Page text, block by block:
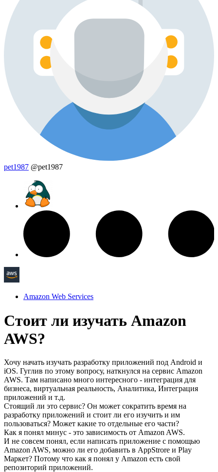
pet1987 @pet1987
Amazon Web Services
Стоит ли изучать Amazon
AWS?
Хочу начать изучать разработку приложений под Android и
iOS. Гуглив по этому вопросу, наткнулся на сервис Amazon
AWS. Там написано много интересного - интеграция для
бизнеса, виртуальная реальность, Аналитика, Интеграция
приложений и т.д.
Стоящий ли это сервис? Он может сократить время на
разработку приложений и стоит ли его изучить и им
пользоваться? Может какие то отдельные его части?
Как я понял минус - это зависимость от Amazon AWS.
И не совсем понял, если написать приложение с помощью
Amazon AWS, можно ли его добавить в AppStrore и Play
Маркет? Потому что как я понял у Amazon есть свой
репозиторий приложений.